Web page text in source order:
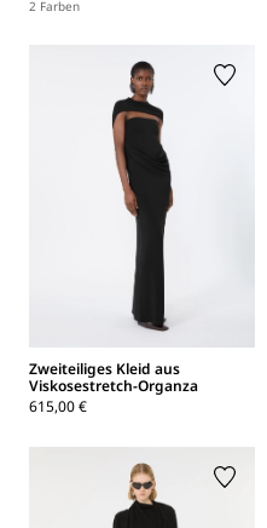
2 Farben
Zweiteiliges Kleid aus
Viskosestretch-Organza
615,00 €